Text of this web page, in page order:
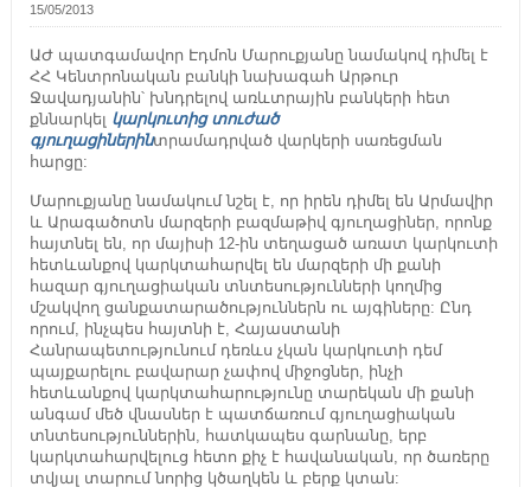
15/05/2013
ԱԺ պատգամավոր Էդմոն Մարուքյանը նամակով դիմել է
ՀՀ Կենտրոնական բանկի նախագահ Արթուր
Ջավադյանին՝ խնդրելով առևտրային բանկերի հետ
քննարկել կարկուտից տուժած
գյուղացիներինտրամադրված վարկերի սառեցման
հարցը:
Մարուքյանը նամակում նշել է, որ իրեն դիմել են Արմավիր
և Արագածոտն մարզերի բազմաթիվ գյուղացիներ, որոնք
հայտնել են, որ մայիսի 12-ին տեղացած առատ կարկուտի
հետևանքով կարկտահարվել են մարզերի մի քանի
հազար գյուղացիական տնտեսությունների կողմից
մշակվող ցանքատարածություններն ու այգիները: Ընդ
որում, ինչպես հայտնի է, Հայաստանի
Հանրապետությունում դեռևս չկան կարկուտի դեմ
պայքարելու բավարար չափով միջոցներ, ինչի
հետևանքով կարկտահարությունը տարեկան մի քանի
անգամ մեծ վնասներ է պատճառում գյուղացիական
տնտեսություններին, հատկապես գարնանը, երբ
կարկտահարվելուց հետո քիչ է հավանական, որ ծառերը
տվյալ տարում նորից կծաղկեն և բերք կտան: